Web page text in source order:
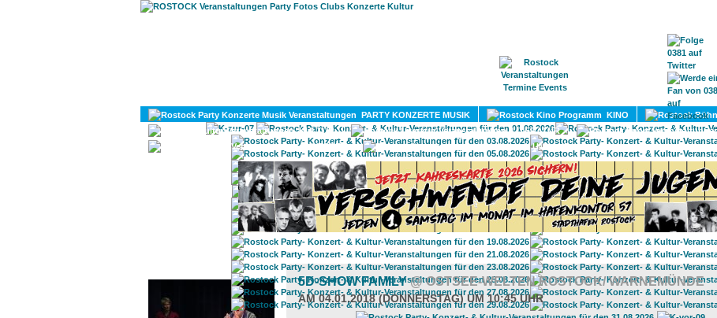
KONTAKT
PARTY KONZERTE MUSIK KINO
KULTUR
LITERATUR
DIVERSES
UMLAND
ROSTOCK TAGESTIPP
5D-SHOW FAMILY@ OSTSEE-WELTEN ROSTOCK/ WARNEMÜNDE
AM 04.01.2018 (DONNERSTAG) UM 10:45 UHR